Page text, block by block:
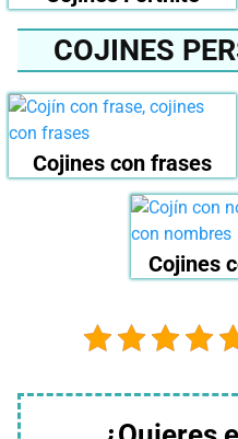
COJINES
Cojines con frases
Cojines